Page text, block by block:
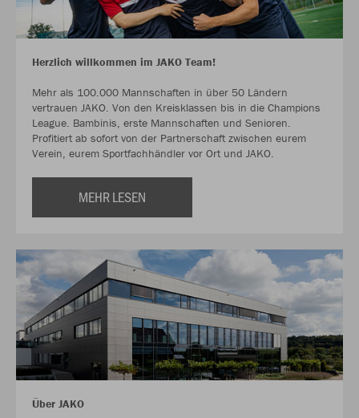
Herzlich willkommen im JAKO Team!
Mehr als 100.000 Mannschaften in über 50 Ländern
vertrauen JAKO. Von den Kreisklassen bis in die Champions
League. Bambinis, erste Mannschaften und Senioren.
Profitiert ab sofort von der Partnerschaft zwischen eurem
Verein, eurem Sportfachhändler vor Ort und JAKO.
MEHR LESEN
Über JAKO